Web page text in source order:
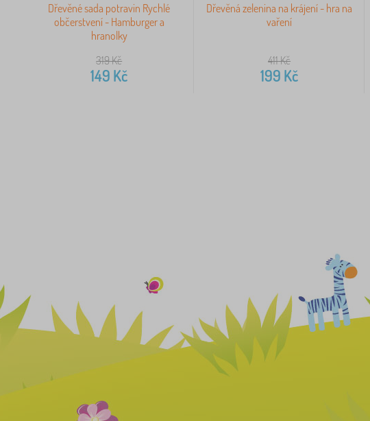
Dřevěné sada potravin Rychlé
občerstvení - Hamburger a
hranolky
319Kč
149 Kč
Dřevěná zelenina na krájení - hra na
vaření
411Kč
199 Kč